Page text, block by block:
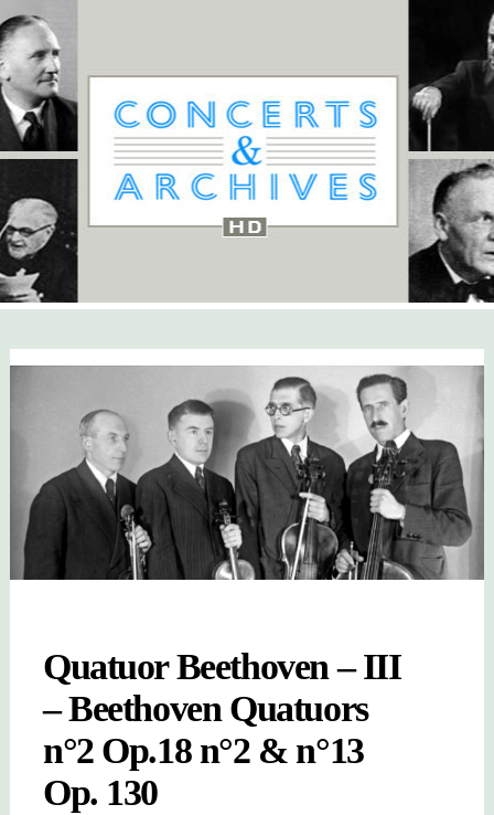
Quatuor Beethoven – III
– Beethoven Quatuors
n°2 Op.18 n°2 & n°13
Op. 130